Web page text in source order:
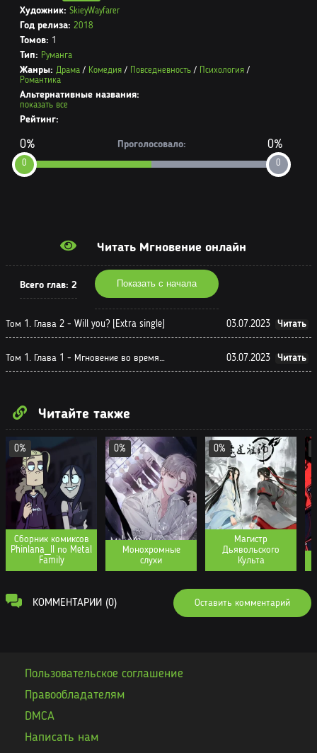
Художник: SkieyWayfarer
Год релиза: 2018
Томов: 1
Тип: Руманга
Жанры: Драма / Комедия / Повседневность / Психология /
Романтика
Альтернативные названия:
показать все
Рейтинг:
0
0% Проголосовало:
0
0%
Читать Мгновение онлайн
Всего глав: 2 Показать с начала
Том 1. Глава 1 - Мгновение во время дождя 03.07.2023 Читать
Том 1. Глава 2 - Will you? [Extra single] 03.07.2023 Читать
Читайте также
0%
Сборник комиксов
Phinlana_ll по Metal
Family
0%
Монохромные
слухи
0%
Магистр
Дьявольского
Культа
КОММЕНТАРИИ (0) Оставить комментарий
Пользовательское соглашение
Правообладателям
DMCA
Написать нам